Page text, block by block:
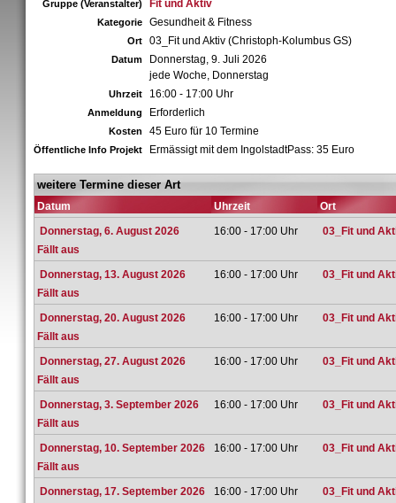
Gruppe (Veranstalter) Fit und Aktiv
Kategorie Gesundheit & Fitness
Ort 03_Fit und Aktiv (Christoph-Kolumbus GS)
Datum
Donnerstag, 9. Juli 2026
jede Woche, Donnerstag
Uhrzeit 16:00 - 17:00 Uhr
Anmeldung Erforderlich
Kosten 45 Euro für 10 Termine
Öffentliche Info Projekt Ermässigt mit dem IngolstadtPass: 35 Euro
weitere Termine dieser Art
Datum Uhrzeit
Ort
Donnerstag, 6. August 2026
Fällt aus
16:00 - 17:00 Uhr 03_Fit und
Donnerstag, 13. August 2026
Fällt aus
16:00 - 17:00 Uhr 03_Fit und
Donnerstag, 20. August 2026
Fällt aus
16:00 - 17:00 Uhr 03_Fit und
Donnerstag, 27. August 2026
Fällt aus
16:00 - 17:00 Uhr 03_Fit und
Donnerstag, 3. September 2026
Fällt aus
16:00 - 17:00 Uhr 03_Fit und
Donnerstag, 10. September 2026
Fällt aus
16:00 - 17:00 Uhr 03_Fit und
Donnerstag, 17. September 2026 16:00 - 17:00 Uhr 03_Fit und